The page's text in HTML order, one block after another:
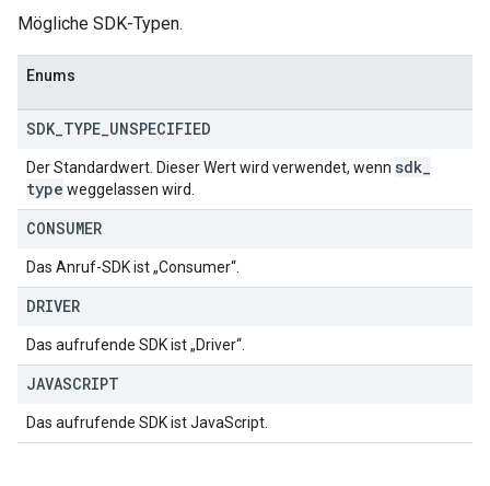
Mögliche SDK-Typen.
Enums
SDK TYPE UNSPECIFIED
Der Standardwert. Dieser Wert wird verwendet, wenn sdk
type weggelassen wird.
CONSUMER
Das Anruf-SDK ist „Consumer“.
DRIVER
Das aufrufende SDK ist „Driver“.
JAVASCRIPT
Das aufrufende SDK ist JavaScript.